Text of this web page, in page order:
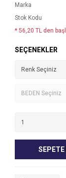
Marka
Stok Kodu
* 56,20 TL den
SEÇENEKLER
SEPETE